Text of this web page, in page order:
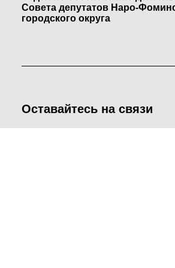
Совета депутатов Наро-
городского округа
Оставайтесь на связи